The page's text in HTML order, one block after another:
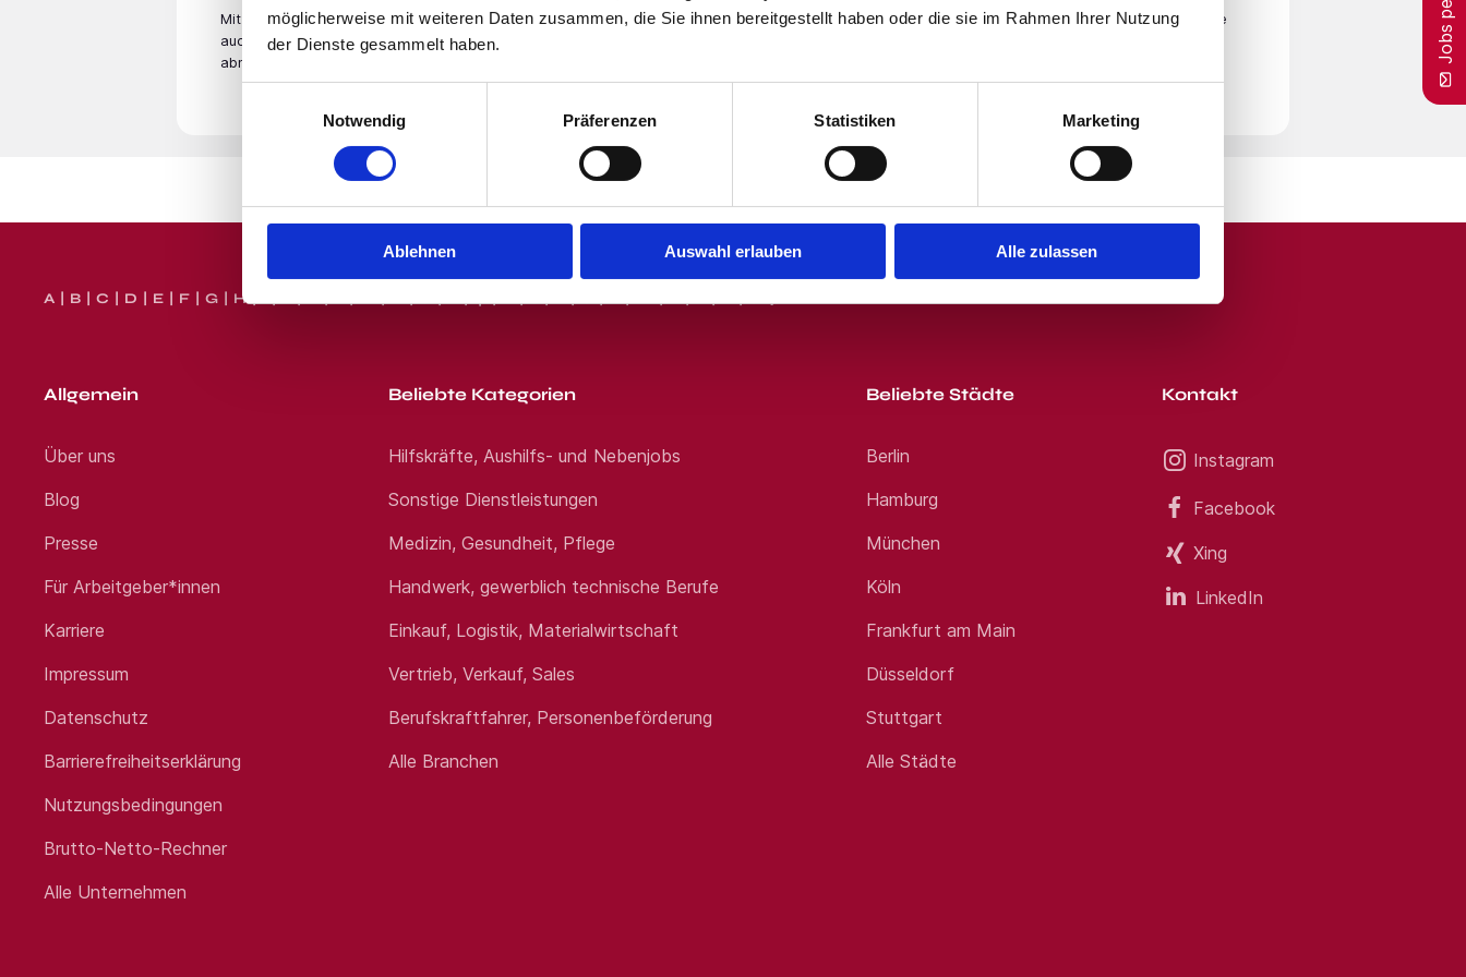
möglicherweise mit weiteren Daten zusammen, die Sie ihnen bereitgestellt haben oder die sie im Rahmen Ihrer Nutzung
der Dienste gesammelt haben.
Notwendig
Präferenzen Statistiken Marketing
Ablehnen Auswahl erlauben Alle zulassen
per WhatsApp, SMS oder E-Mail. Wir sind für Sie da. Kontaktmöglichkeiten Nadine Thomas Telefon: Jetzt
bewerben WhatsApp: Jetzt bewerben E-Mail: Jetzt bewerben Smart-recruiting.de - Das Jobportal für
Hörakustikmeister, Hörakustikmeisterinnen und Filialleiter in der Hörakustik *Für jede qualifizierte
Bewerbung von Ihnen, lassen wir drei Bäume über die Organisation Eden Reforestation Projects Jetzt
Wallenhorst
Mit der Eingabe Deiner E-Mail­adresse und dem Klicken des "Jobangebote per E-Mail"-Buttons stimmst Du unseren Nutzungsbedingungen zu. Beachte
auch unsere Datenschutzerklärung. Du erhältst von uns passende Jobangebote per E-Mail. Du kannst Dich jeder Zeit von unserem E-Mail-Service
abmelden.
A B C D E F G H
Allgemein
Über uns
Blog
Presse
Für Arbeitgeber*innen
Karriere
Impressum
Datenschutz
Barrierefreiheitserklärung
Nutzungsbedingungen
Brutto-Netto-Rechner
Alle Unternehmen
Beliebte Kategorien
Hilfskräfte, Aushilfs- und Nebenjobs
Sonstige Dienstleistungen
Medizin, Gesundheit, Pflege
Handwerk, gewerblich technische Berufe
Einkauf, Logistik, Materialwirtschaft
Vertrieb, Verkauf, Sales
Berufskraftfahrer, Personenbeförderung
Alle Branchen
Beliebte Städte
Berlin
Hamburg
München
Köln
Frankfurt am Main
Düsseldorf
Stuttgart
Alle Städte
Kontakt
Instagram
Facebook
Xing
LinkedIn